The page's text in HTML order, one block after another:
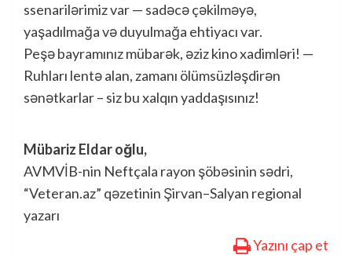
ssenarilərimiz var — sadəcə çəkilməyə,
yaşadılmağa və duyulmağa ehtiyacı var.
Peşə bayramınız mübarək, əziz kino xadimləri! —
Ruhları lentə alan, zamanı ölümsüzləşdirən
sənətkarlar – siz bu xalqın yaddaşısınız!
Mübariz Eldar oğlu,
AVMVİB-nin Neftçala rayon şöbəsinin sədri,
“Veteran.az” qəzetinin Şirvan–Salyan regional
yazarı
Yazını çap et